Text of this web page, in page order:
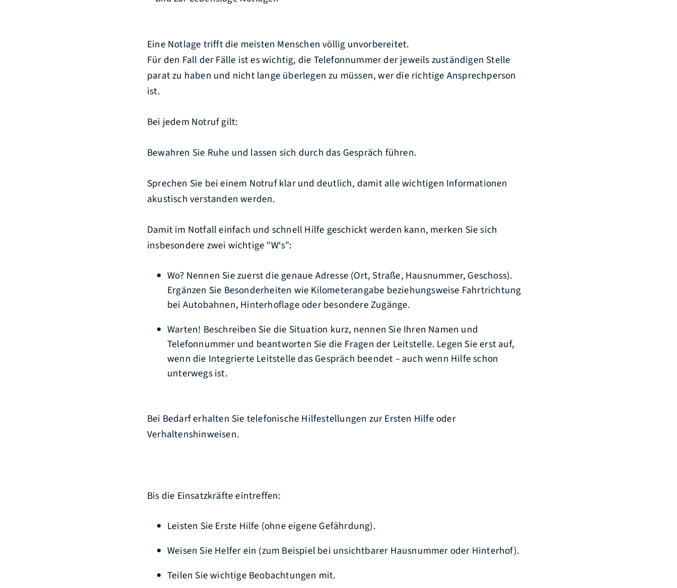
Eine Notlage trifft die meisten Menschen völlig unvorbereitet.
Für den Fall der Fälle ist es wichtig, die Telefonnummer der jeweils zuständigen Stelle
parat zu haben und nicht lange überlegen zu müssen, wer die richtige Ansprechperson
ist.
Bei jedem Notruf gilt:
Bewahren Sie Ruhe und lassen sich durch das Gespräch führen.
Sprechen Sie bei einem Notruf klar und deutlich, damit alle wichtigen Informationen
akustisch verstanden werden.
Damit im Notfall einfach und schnell Hilfe geschickt werden kann, merken Sie sich
insbesondere zwei wichtige "W‘s":
Wo? Nennen Sie zuerst die genaue Adresse (Ort, Straße, Hausnummer, Geschoss).
Ergänzen Sie Besonderheiten wie Kilometerangabe beziehungsweise Fahrtrichtung
bei Autobahnen, Hinterhoflage oder besondere Zugänge.
Warten! Beschreiben Sie die Situation kurz, nennen Sie Ihren Namen und
Telefonnummer und beantworten Sie die Fragen der Leitstelle. Legen Sie erst auf,
wenn die Integrierte Leitstelle das Gespräch beendet – auch wenn Hilfe schon
unterwegs ist.
Bei Bedarf erhalten Sie telefonische Hilfestellungen zur Ersten Hilfe oder
Verhaltenshinweisen.
Bis die Einsatzkräfte eintreffen:
Leisten Sie Erste Hilfe (ohne eigene Gefährdung).
Weisen Sie Helfer ein (zum Beispiel bei unsichtbarer Hausnummer oder Hinterhof).
Teilen Sie wichtige Beobachtungen mit.